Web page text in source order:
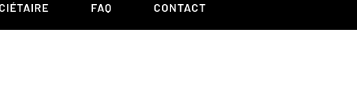
FAQ CONTACT